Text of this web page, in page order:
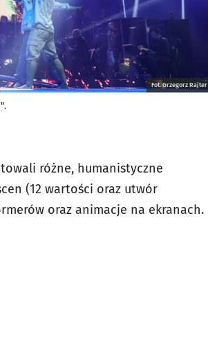
Fot. Grzegorz Rajter
różne, humanistyczne
(12 wartości oraz utwór
oraz animacje na ekranach.